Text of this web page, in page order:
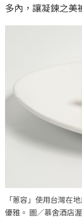
多內，讓凝鍊之美
「蔥容」使用台灣在
優雅。 圖／慕舍酒店